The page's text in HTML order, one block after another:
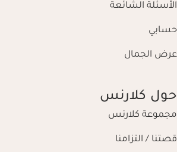
الأسئلة الشائعة
حسابي
عرض الجمال
حول كلارنس
مجموعة كلارنس
قصتنا / التزامنا